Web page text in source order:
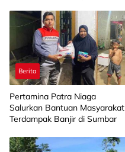
Berita
Pertamina Patra Niaga
Salurkan Bantuan Masyarakat
Terdampak Banjir di Sumbar